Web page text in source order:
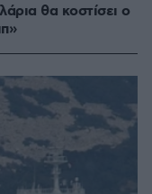
θα κοστίσει ο